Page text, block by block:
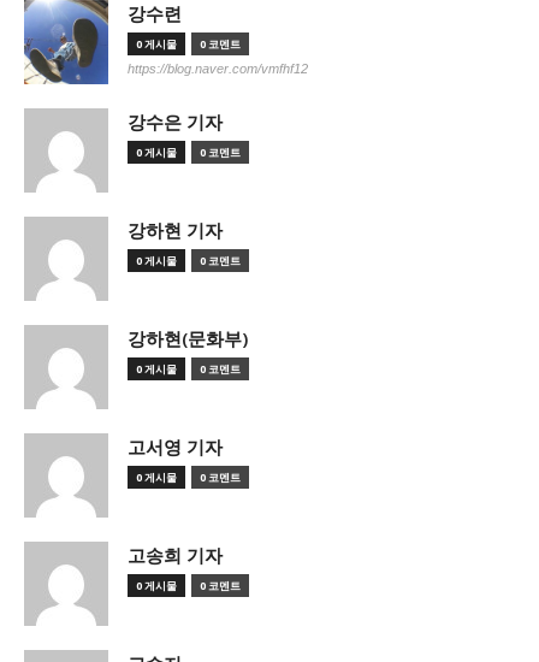
강수련
0 게시물 0 코멘트
https://blog.naver.com/vmfhf12
강수은 기자
0 게시물 0 코멘트
강하현 기자
0 게시물 0 코멘트
강하현(문화부)
0 게시물 0 코멘트
고서영 기자
0 게시물 0 코멘트
고송희 기자
0 게시물 0 코멘트